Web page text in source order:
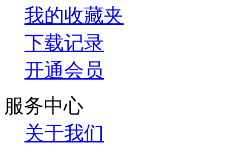
我的收藏夹
下载记录
开通会员
服务中心
关于我们